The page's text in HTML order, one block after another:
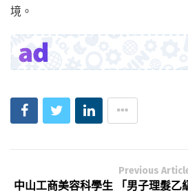
境。
Previous
中山工商美容科學生 「男子理髮乙